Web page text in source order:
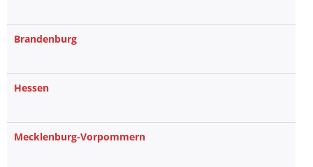
Brandenburg
Hessen
Mecklenburg-Vorpommern